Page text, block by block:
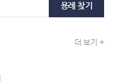
용례 찾기
더 보기 +